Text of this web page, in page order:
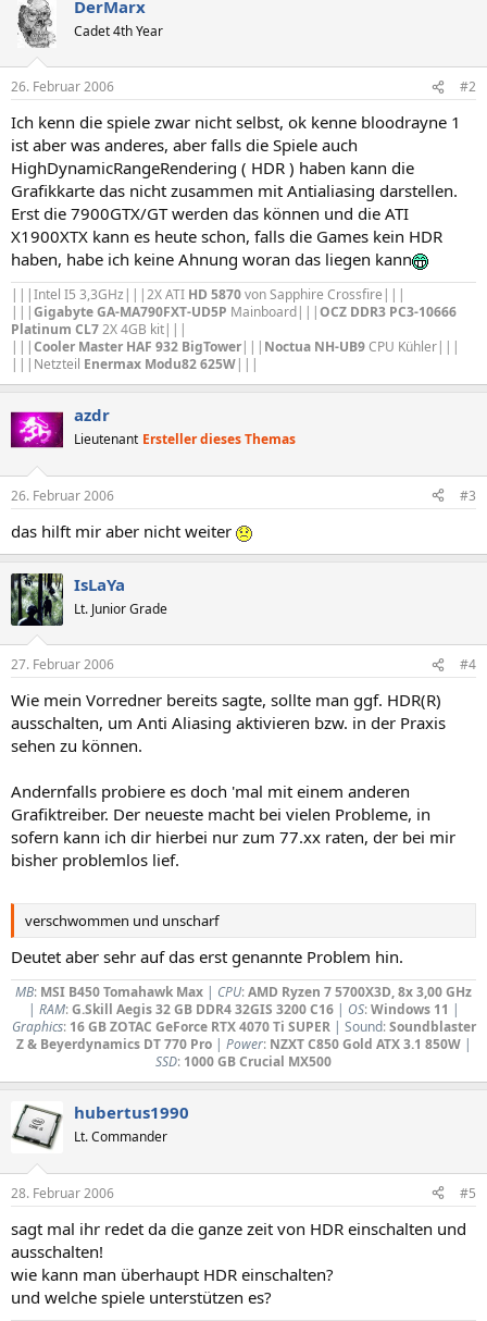
DerMarx
Cadet 4th Year
26. Februar 2006 #2
Ich kenn die spiele zwar nicht selbst, ok kenne bloodrayne 1
ist aber was anderes, aber falls die Spiele auch
HighDynamicRangeRendering ( HDR ) haben kann die
Grafikkarte das nicht zusammen mit Antialiasing darstellen.
Erst die 7900GTX/GT werden das können und die ATI
X1900XTX kann es heute schon, falls die Games kein HDR
haben, habe ich keine Ahnung woran das liegen kann
|||Intel I5 3,3GHz|||2X ATI HD 5870von Sapphire Crossfire|||
|||Gigabyte GA-MA790FXT-UD5P Mainboard|||OCZ DDR3 PC3-10666
Platinum CL72X 4GB kit|||
|||Cooler Master HAF 932 BigTower||| Noctua NH-UB9CPU Kühler|||
|||Netzteil Enermax Modu82 625W|||
azdr
Lieutenant Ersteller dieses Themas
26. Februar 2006 #3
das hilft mir aber nicht weiter
IsLaYa
Lt. Junior Grade
27. Februar 2006 #4
Wie mein Vorredner bereits sagte, sollte man ggf. HDR(R)
ausschalten, um Anti Aliasing aktivieren bzw. in der Praxis
sehen zu können.
Andernfalls probiere es doch 'mal mit einem anderen
Grafiktreiber. Der neueste macht bei vielen Probleme, in
sofern kann ich dir hierbei nur zum 77.xx raten, der bei mir
bisher problemlos lief.
verschwommen und unscharf
Deutet aber sehr auf das erst genannte Problem hin.
MB: MSI B450 Tomahawk Max | CPU:AMD Ryzen 7 5700X3D, 8x 3,00 GHz
| RAM:G.Skill Aegis 32 GB DDR4 32GIS 3200 C16| OS:Windows 11 |
Graphics: 16 GB ZOTAC GeForce RTX 4070 Ti SUPER| Sound:Soundblaster
Z & Beyerdynamics DT 770 Pro| Power: NZXT C850 Gold ATX 3.1 850W |
SSD: 1000 GB Crucial MX500
hubertus1990
Lt. Commander
28. Februar 2006 #5
sagt mal ihr redet da die ganze zeit von HDR einschalten und
ausschalten!
wie kann man überhaupt HDR einschalten?
und welche spiele unterstützen es?